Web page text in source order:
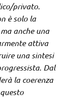
privato.
è solo la
anche una
attiva
una sintesi
Dal
la coerenza